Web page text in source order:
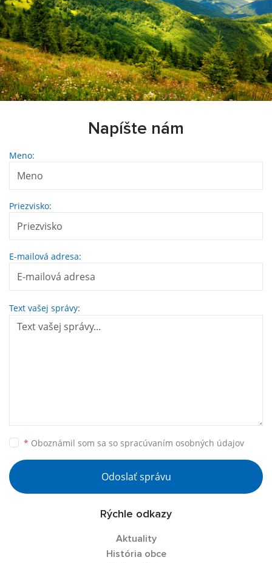
Napíšte nám
Meno:
Priezvisko:
E-mailová adresa:
Text vašej správy:
* Oboznámil som sa so spracúvaním osobných údajov
Odoslať správu
Rýchle odkazy
Aktuality
História obce